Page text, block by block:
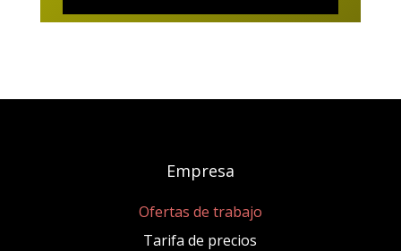
Empresa
Ofertas de trabajo
Tarifa de precios